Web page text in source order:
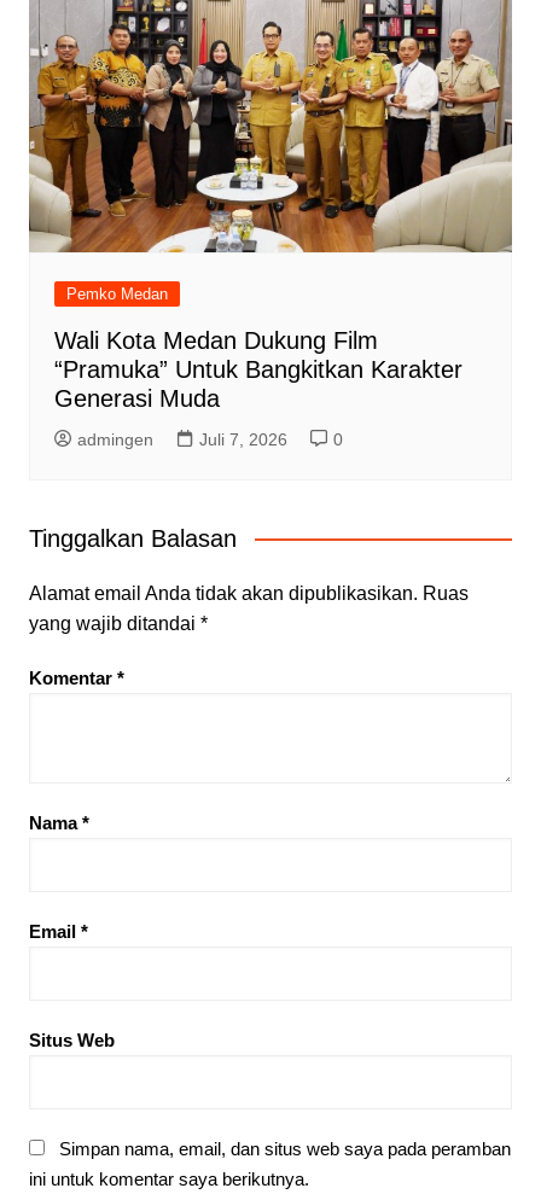
Pemko Medan
Wali Kota Medan Dukung Film
“Pramuka” Untuk Bangkitkan Karakter
Generasi Muda
admingen Juli 7, 2026 0
Tinggalkan Balasan
Alamat email Anda tidak akan dipublikasikan. Ruas
yang wajib ditandai *
Komentar *
Nama*
Email *
Situs Web
Simpan nama, email, dan situs web saya pada peramban
ini untuk komentar saya berikutnya.